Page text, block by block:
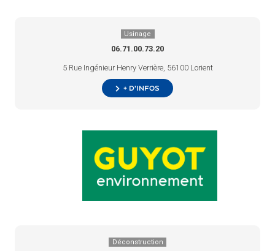
Usinage
06.71.00.73.20
5 Rue Ingénieur Henry Verrière, 56100 Lorient
+ d’infos
Déconstruction